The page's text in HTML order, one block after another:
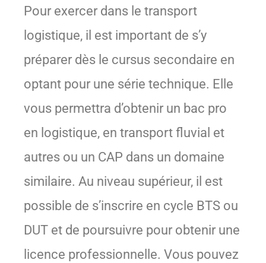
Pour exercer dans le transport
logistique, il est important de s’y
préparer dès le cursus secondaire en
optant pour une série technique. Elle
vous permettra d’obtenir un bac pro
en logistique, en transport fluvial et
autres ou un CAP dans un domaine
similaire. Au niveau supérieur, il est
possible de s’inscrire en cycle BTS ou
DUT et de poursuivre pour obtenir une
licence professionnelle. Vous pouvez